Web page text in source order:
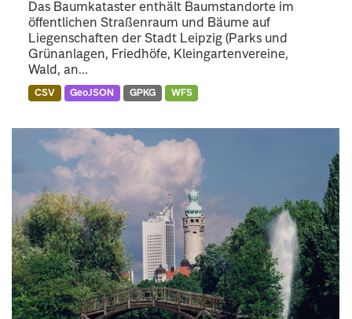
Das Baumkataster enthält Baumstandorte im
öffentlichen Straßenraum und Bäume auf
Liegenschaften der Stadt Leipzig (Parks und
Grünanlagen, Friedhöfe, Kleingartenvereine,
Wald, an...
CSV GeoJSON GPKG WFS